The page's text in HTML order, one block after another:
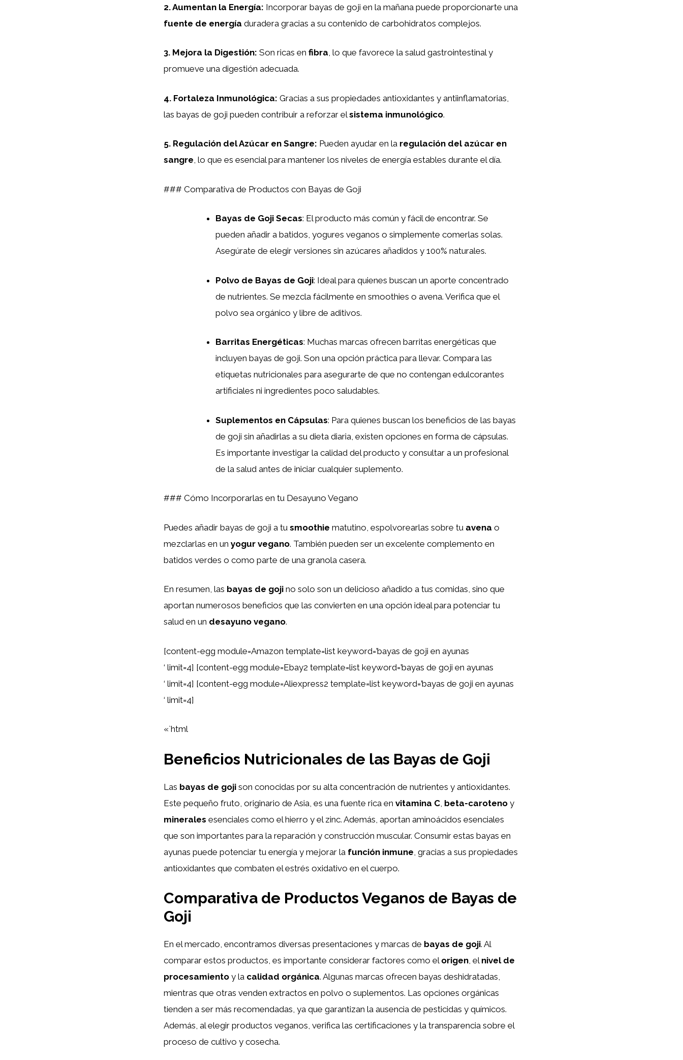
2.Aumentan la Energía: Incorporar bayas de goji en la mañana puede proporcionarte una
fuente de energía duradera gracias a su contenido de carbohidratos complejos.
3. Mejora la Digestión: Son ricas en fibra, lo que favorece la salud gastrointestinal y
promueve una digestión adecuada.
4. Fortaleza Inmunológica: Gracias a sus propiedades antioxidantes y antiinflamatorias,
las bayas de goji pueden contribuir a reforzar elsistema inmunológico.
5. Regulación del Azúcar en Sangre: Pueden ayudar en la regulación del azúcar en
sangre, lo que es esencial para mantener los niveles de energía estables durante el día.
### Comparativa de Productos con Bayas de Goji
Bayas de Goji Secas: El producto más común y fácil de encontrar. Se
pueden añadir a batidos, yogures veganos o simplemente comerlas solas.
Asegúrate de elegir versiones sin azúcares añadidos y 100% naturales.
Polvo de Bayas de Goji: Ideal para quienes buscan un aporte concentrado
de nutrientes. Se mezcla fácilmente en smoothies o avena. Verifica que el
polvo sea orgánico y libre de aditivos.
Barritas Energéticas: Muchas marcas ofrecen barritas energéticas que
incluyen bayas de goji. Son una opción práctica para llevar. Compara las
etiquetas nutricionales para asegurarte de que no contengan edulcorantes
artificiales ni ingredientes poco saludables.
Suplementos en Cápsulas: Para quienes buscan los beneficios de las bayas
de goji sin añadirlas a su dieta diaria, existen opciones en forma de cápsulas.
Es importante investigar la calidad del producto y consultar a un profesional
de la salud antes de iniciar cualquier suplemento.
### Cómo Incorporarlas en tu Desayuno Vegano
Puedes añadir bayas de goji a tu smoothie matutino, espolvorearlas sobre tu avena o
mezclarlas en un yogur vegano. También pueden ser un excelente complemento en
batidos verdes o como parte de una granola casera.
En resumen, las bayas de goji no solo son un delicioso añadido a tus comidas, sino que
aportan numerosos beneficios que las convierten en una opción ideal para potenciar tu
salud en un desayuno vegano.
[content-egg module=Amazon template=list keyword=’bayas de goji en ayunas
‘ limit=4] [content-egg module=Ebay2 template=list keyword=’bayas de goji en ayunas
‘ limit=4] [content-egg module=Aliexpress2 template=list keyword=’bayas de goji en ayunas
‘ limit=4]
«`html
Beneficios Nutricionales de las Bayas de Goji
Las bayas de goji son conocidas por su alta concentración de nutrientes y antioxidantes.
Este pequeño fruto, originario de Asia, es una fuente rica en vitamina C beta-caroteno y
minerales esenciales como el hierro y el zinc. Además, aportan aminoácidos esenciales
que son importantes para la reparación y construcción muscular. Consumir estas bayas en
ayunas puede potenciar tu energía y mejorar la función inmune , gracias a sus propiedades
antioxidantes que combaten el estrés oxidativo en el cuerpo.
Comparativa de Productos Veganos de Bayas de
Goji
En el mercado, encontramos diversas presentaciones y marcas de bayas de goji. Al
comparar estos productos, es importante considerar factores como el origen, el nivel de
procesamiento y la calidad orgánica. Algunas marcas ofrecen bayas deshidratadas,
mientras que otras venden extractos en polvo o suplementos. Las opciones orgánicas
tienden a ser más recomendadas, ya que garantizan la ausencia de pesticidas y químicos.
Además, al elegir productos veganos, verifica las certificaciones y la transparencia sobre el
proceso de cultivo y cosecha.